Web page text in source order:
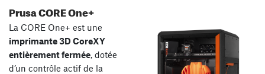
Prusa CORE One+
La CORE One+ est une
imprimante 3D CoreXY
entièrement fermée, dotée
d’un contrôle actif de la